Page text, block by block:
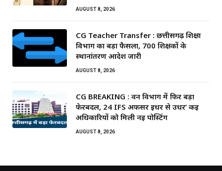
AUGUST 8, 2026
CG Teacher Transfer : छत्तीसगढ़ शिक्षा
विभाग का बड़ा फैसला, 700 शिक्षकों के
स्थानांतरण आदेश जारी
AUGUST 8, 2026
CG BREAKING : वन विभाग में फिर बड़ा
फेरबदल, 24 IFS अफसर इधर से उधर’ कई
अधिकारियों को मिली नई पोस्टिंग
AUGUST 8, 2026